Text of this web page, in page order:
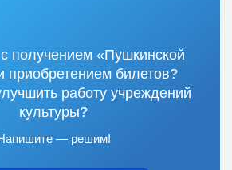
получением «Пушкинской
приобретением билетов?
работу учреждений
культуры?
— решим!